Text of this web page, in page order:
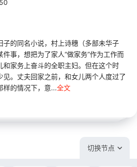
子的同名小说，村上诗穗（多部未华子
件事，想把为了家人“做家务”作为工作而
和家务上奋斗的全职主妇。但在这个时
见。丈夫回家之前，和女儿两个人度过了
样的情况下，意...全文
切换节点